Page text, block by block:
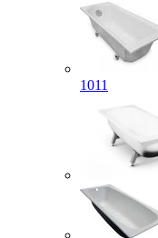
1011